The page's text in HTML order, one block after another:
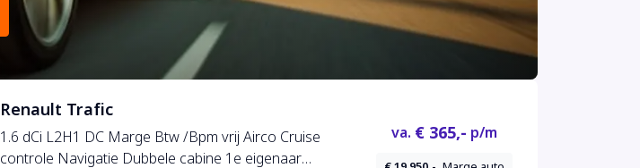
Renault Trafic
1.6 dCi L2H1 DC Marge Btw /Bpm vrij Airco Cruise
controle Navigatie Dubbele cabine 1e eigenaar
va. € 365,- p/m